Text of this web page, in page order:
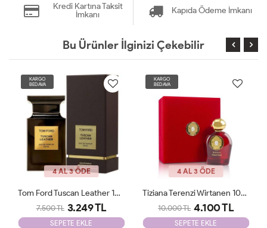
Kredi Kartına Taksit
İmkanı
Kapıda Ödeme İmkanı
Bu Ürünler İlginizi Çekebilir
KARGO
BEDAVA
4 AL 3 ÖDE
Tom Ford Tuscan Leather 100 Ml JLT
7.500 TL 3.249 TL
SEPETE EKLE
KARGO
BEDAVA
4 AL 3 ÖDE
Tiziana Terenzi Wirtanen 100 Ml Unisex Parfüm JLT
10.000 TL 4.100 TL
SEPETE EKLE